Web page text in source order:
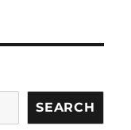
SEARCH